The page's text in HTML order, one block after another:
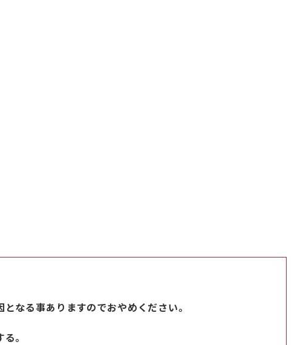
なる事ありますのでおやめください。
。